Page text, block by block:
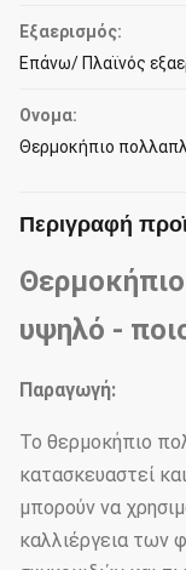
Εξαερισμός:
Επάνω/ Πλαϊνός
Ονομα:
Θερμοκήπιο
Περιγραφή
υψηλό -
Παραγωγή:
Το θερμοκήπιο
κατασκευαστεί
μπορούν να
καλλιέργεια των